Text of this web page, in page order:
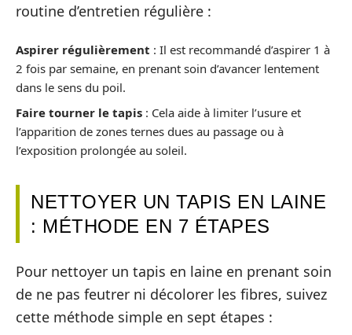
routine d’entretien régulière :
Aspirer régulièrement : Il est recommandé d’aspirer 1 à
2 fois par semaine, en prenant soin d’avancer lentement
dans le sens du poil.
Faire tourner le tapis : Cela aide à limiter l’usure et
l’apparition de zones ternes dues au passage ou à
l’exposition prolongée au soleil.
NETTOYER UN TAPIS EN LAINE
: MÉTHODE EN 7 ÉTAPES
Pour nettoyer un tapis en laine en prenant soin
de ne pas feutrer ni décolorer les fibres, suivez
cette méthode simple en sept étapes :